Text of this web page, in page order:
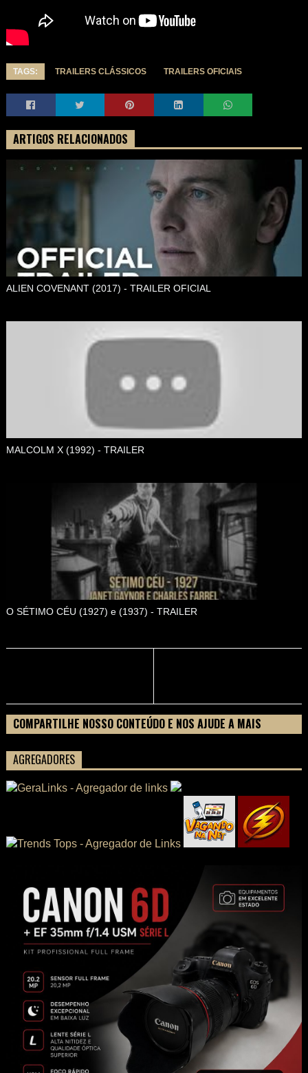
TAGS: TRAILERS CLÁSSICOS TRAILERS OFICIAIS
ARTIGOS RELACIONADOS
ALIEN COVENANT (2017) - TRAILER OFICIAL
MALCOLM X (1992) - TRAILER
O SÉTIMO CÉU (1927) e (1937) - TRAILER
COMPARTILHE NOSSO CONTEÚDO E NOS AJUDE A MAIS
AGREGADORES